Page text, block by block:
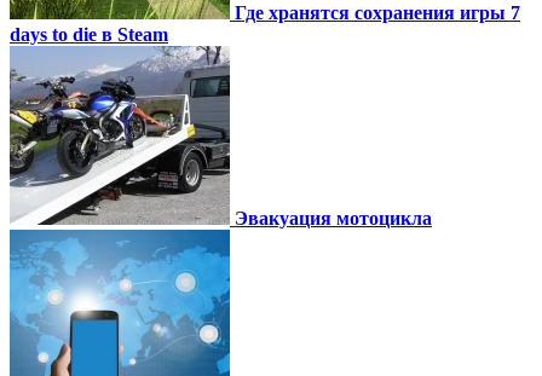
Где хранятся сохранения игры 7
days to die в Steam
Эвакуация мотоцикла